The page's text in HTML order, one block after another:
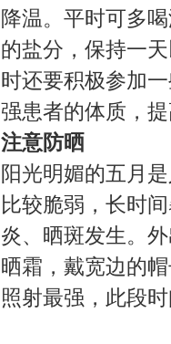
降温。平时可多
的盐分，保持一
时还要积极参加
强患者的体质，
注意防晒
阳光明媚的五月
比较脆弱，长时
炎、晒斑发生。
晒霜，戴宽边的
照射最强，此段